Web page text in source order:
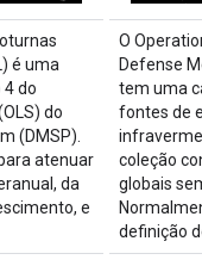
é uma
do
do
(DMSP).
atenuar
da
e
O
Defense
tem uma
fontes de
coleção
globais
definição